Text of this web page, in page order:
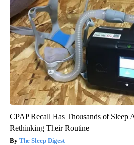
CPAP Recall Has Thousands of Sleep
Rethinking Their Routine
The Sleep Digest